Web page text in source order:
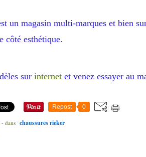
un magasin multi-marques et bien
côté esthétique.
sur internet et venez essayer au
Repost 0
- dans chaussures rieker